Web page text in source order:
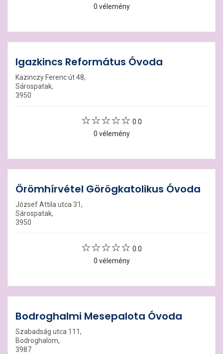
0 vélemény
Igazkincs Református Óvoda
Kazinczy Ferenc út 48,
Sárospatak,
3950
0.0
0 vélemény
Örömhírvétel Görögkatolikus Óvoda
József Attila utca 31,
Sárospatak,
3950
0.0
0 vélemény
Bodroghalmi Mesepalota Óvoda
Szabadság utca 111,
Bodroghalom,
3987